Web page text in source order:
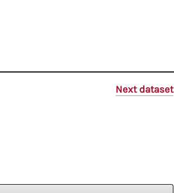
Next dataset